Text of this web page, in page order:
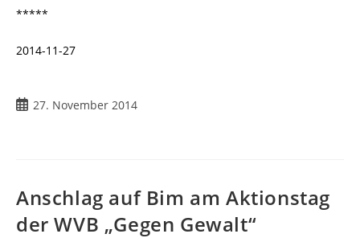
*****
2014-11-27
27. November 2014
Anschlag auf Bim am Aktionstag
der WVB „Gegen Gewalt“